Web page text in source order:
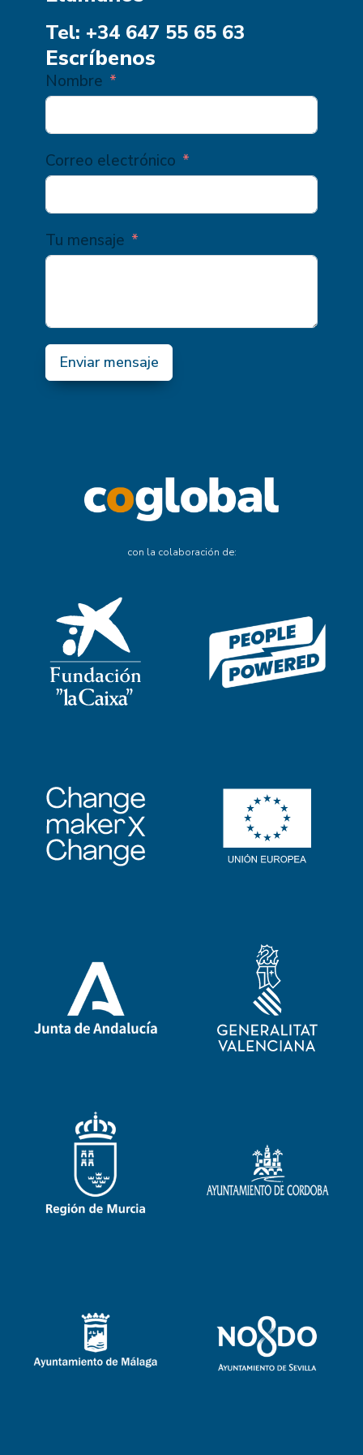
Tel: +34 647 55 65 63
Escríbenos
Nombre
Correo electrónico
Tu mensaje
Enviar mensaje
con la colaboración de: